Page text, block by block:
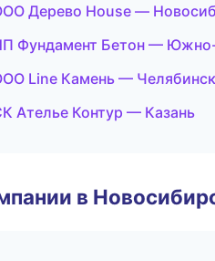
Дерево House —
Фундамент Бетон —
Line Камень — Челябинск
Ателье Контур — Казань
в